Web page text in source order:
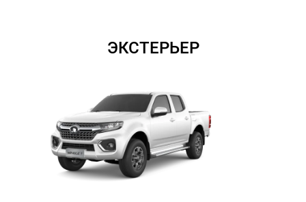
ЭКСТЕРЬЕР